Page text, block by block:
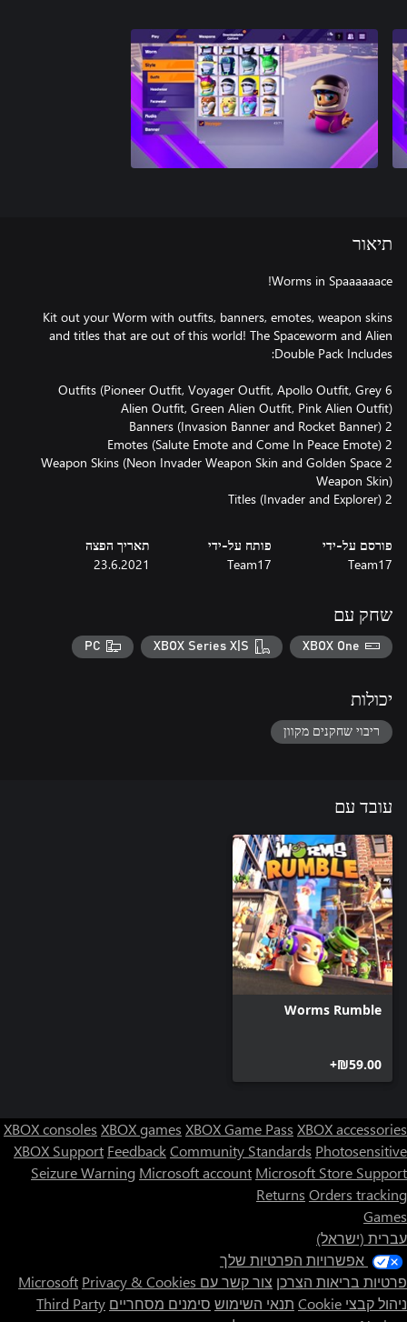
תיאור
Kit out your Worm with outfits, banners, emotes, weapon skins
and titles that are out of this world! The Spaceworm and Alien
6 Outfits (Pioneer Outfit, Voyager Outfit, Apollo Outfit, Grey
2 Weapon Skins (Neon Invader Weapon Skin and Golden Space
2 Titles (Invader and Explorer)
פורסם על-ידי
Team17
פותח על-ידי
Team17
תאריך הפצה
23.6.2021
שחק עם
XBOX One
XBOX Series X|S
PC
יכולות
ריבוי שחקנים מקוון
עובד עם
Worms Rumble
‪₪‎59.00‬+
XBOX consoles XBOX games XBOX Game Pass XBOX accessories
XBOX Support FeedbackCommunity Standards Photosensitive
Seizure Warning Microsoft account Microsoft Store Support
Returns Orders tracking
Games
עברית (ישראל)
אפשרויות הפרטיות שלך
פרטיות בריאות הצרכן צור קשר עם Microsoft Privacy & Cookies
ניהול קבצי Cookie
תנאי השימוש סימנים מסחריים Third Party